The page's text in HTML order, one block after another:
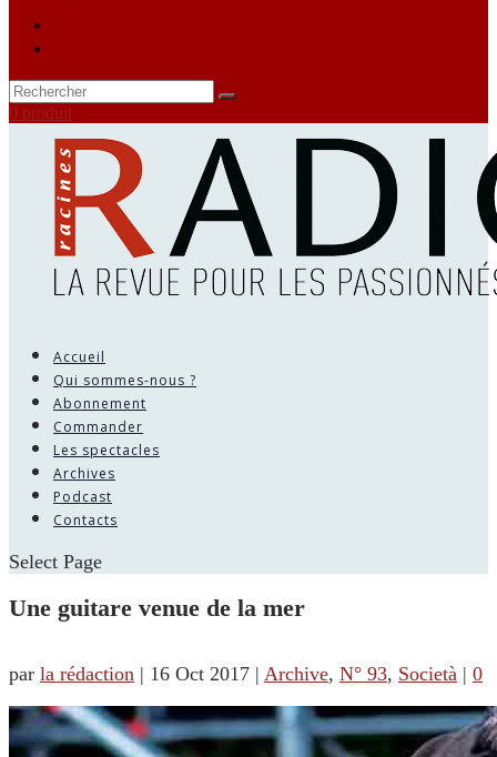
0 produit
Accueil
Qui sommes-nous ?
Abonnement
Commander
Les spectacles
Archives
Podcast
Contacts
Select Page
Une guitare venue de la mer
par la rédaction | 16 Oct 2017 | Archive, N° 93, Società | 0